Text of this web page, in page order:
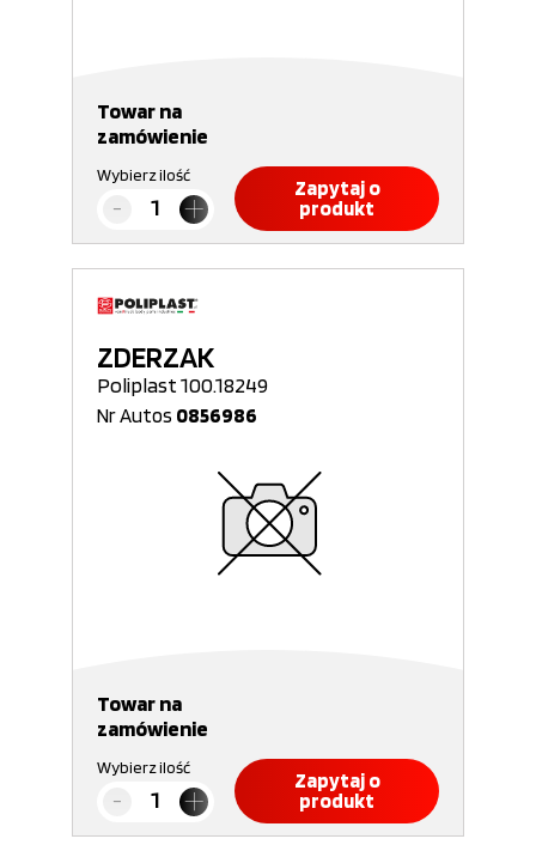
Towar na
zamówienie
Wybierz ilość
Zapytaj o
produkt
ZDERZAK
Poliplast 100.18249
Nr Autos 0856986
Towar na
zamówienie
Wybierz ilość
Zapytaj o
produkt